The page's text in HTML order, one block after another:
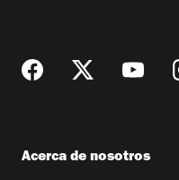
Acerca de nosotros